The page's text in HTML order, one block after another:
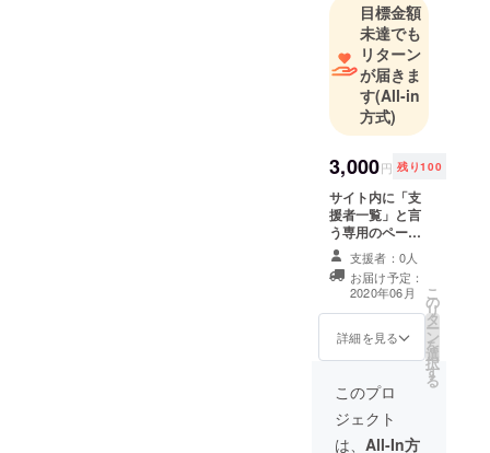
目標金額
未達でも
リターン
が届きま
す(All-in
方式)
3,000円 残り100
サイト内に「支
援者一覧」と言
う専用のページ
を作り、そこに
お名前（会社
名・団体名）を
掲載させていた
だきます。 ※公
序良俗に反する
はお受けできま
せん。 ※掲載す
る順番は支援の
申し出順となっ
支援者：0人
お届け予定：
2020年06月
詳細を見る
こ
の
リ
タ
ー
ン
を
選
択
す
る
このプロ
ジェクト
は、 All-In方